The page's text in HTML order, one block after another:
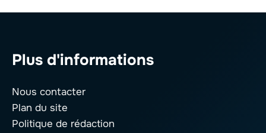
Plus d'informations
Nous contacter
Plan du site
Politique de rédaction